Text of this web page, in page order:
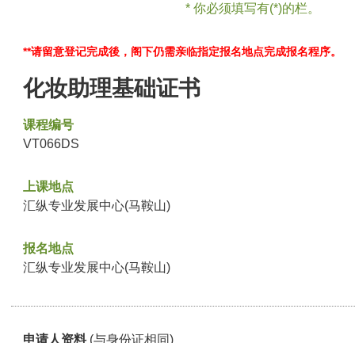
* 你必须填写有(*)的栏。
**请留意登记完成後，阁下仍需亲临指定报名地点完成报名程序。
化妆助理基础证书
课程编号
VT066DS
上课地点
汇纵专业发展中心(马鞍山)
报名地点
汇纵专业发展中心(马鞍山)
申请人资料 (与身份证相同)